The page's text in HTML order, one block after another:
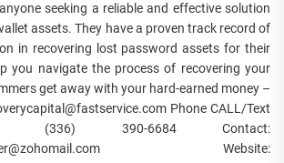
seeking a reliable and effective solution
assets. They have a proven track record of
in recovering lost password assets for their
you navigate the process of recovering your
get away with your hard-earned money –
Phone CALL/Text
(336) 390-6684 Contact:
Website: